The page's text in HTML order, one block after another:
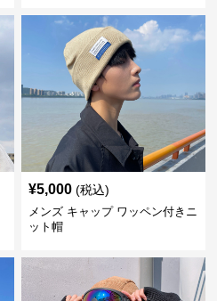
¥5,000 (税込)
メンズ キャップ ワッペン付きニ
ット帽